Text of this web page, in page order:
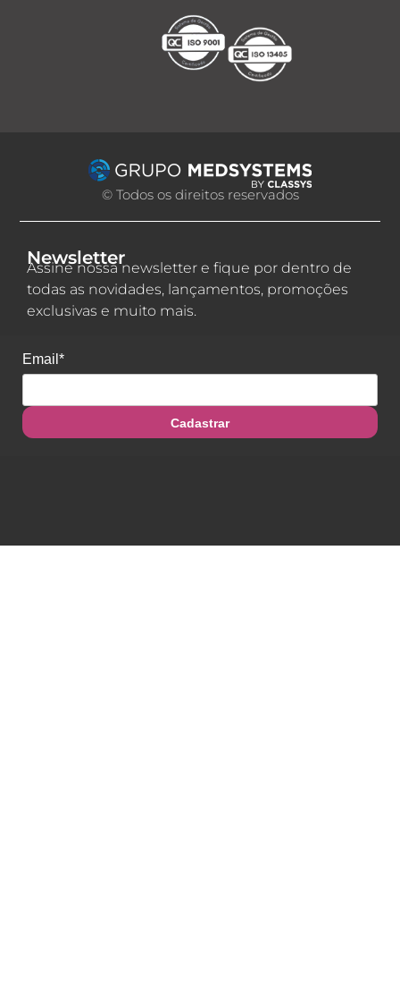
© Todos os direitos reservados
Newsletter
Assine nossa newsletter e fique por dentro de
todas as novidades, lançamentos, promoções
exclusivas e muito mais.
Email*
Cadastrar